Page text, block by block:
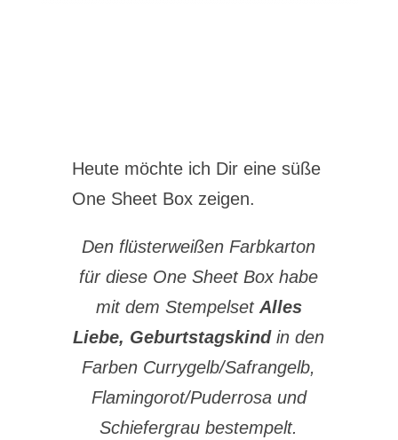
Heute möchte ich Dir eine süße
One Sheet Box zeigen.
Den flüsterweißen Farbkarton
für diese One Sheet Box habe
mit dem Stempelset Alles
Liebe, Geburtstagskindin den
Farben Currygelb/Safrangelb,
Flamingorot/Puderrosa und
Schiefergrau bestempelt.